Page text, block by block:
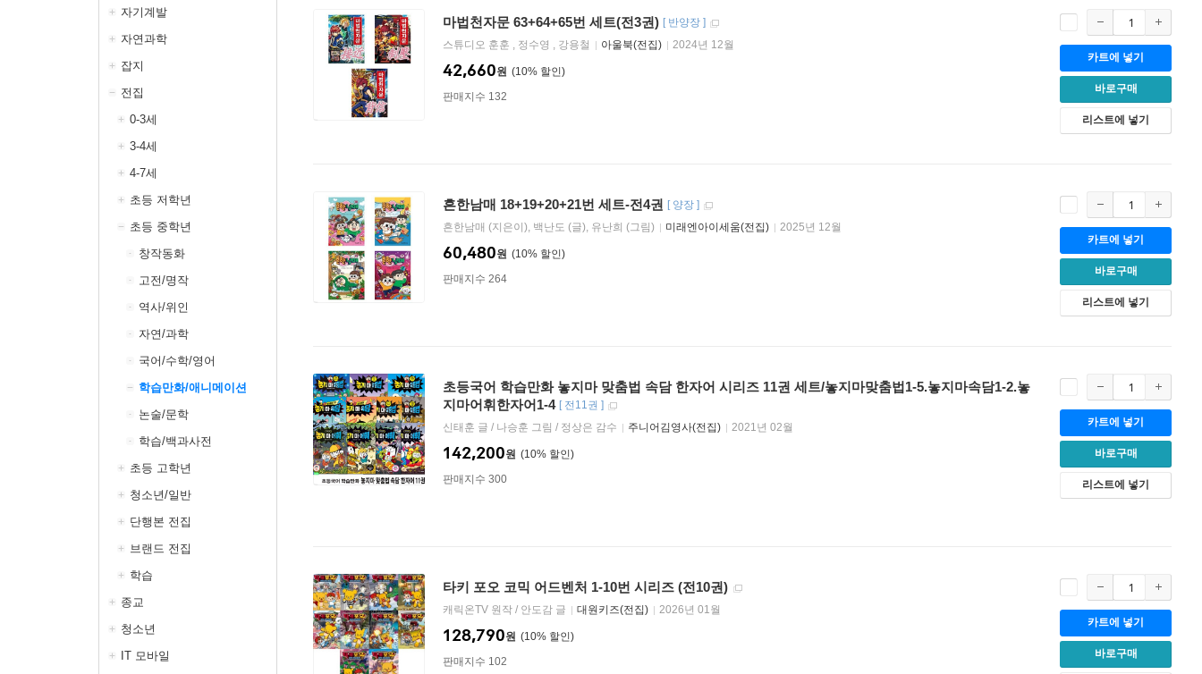
자기계발
자연과학
잡지
전집
0-3세
3-4세
4-7세
초등 저학년
초등 중학년
창작동화
고전/명작
역사/위인
자연/과학
국어/수학/영어
학습만화/애니메이션
논술/문학
학습/백과사전
초등 고학년
청소년/일반
단행본 전집
브랜드 전집
학습
종교
청소년
IT 모바일
마법천자문 63+64+65번 세트(전3권) [ 반양장 ]
스튜디오 훈훈 , 정수영 , 강용철
아울북(전집) 2024년 12월
10%
42,660원
판매지수 132
카트에 넣기
바로구매
리스트에 넣기
흔한남매 18+19+20+21번 세트-전4권 [ 양장 ]
흔한남매 (지은이), 백난도 (글), 유난희 (그림)
미래엔아이세움(전집) 2025년 12월
10%
60,480원
판매지수 264
카트에 넣기
바로구매
리스트에 넣기
초등국어 학습만화 놓지마 맞춤법 속담 한자어 시리즈 11권 세트/놓지마맞춤법1-5.놓지마속담1-2.놓
지마어휘한자어1-4 [ 전11권 ]
신태훈 글 / 나승훈 그림 / 정상은 감수
주니어김영사(전집) 2021년 02월
10%
142,200원
판매지수 300
카트에 넣기
바로구매
리스트에 넣기
타키 포오 코믹 어드벤처 1-10번 시리즈 (전10권)
캐릭온TV 원작 / 안도감 글 대원키즈(전집) 2026년 01월
10%
128,790원
판매지수 102
카트에 넣기
바로구매